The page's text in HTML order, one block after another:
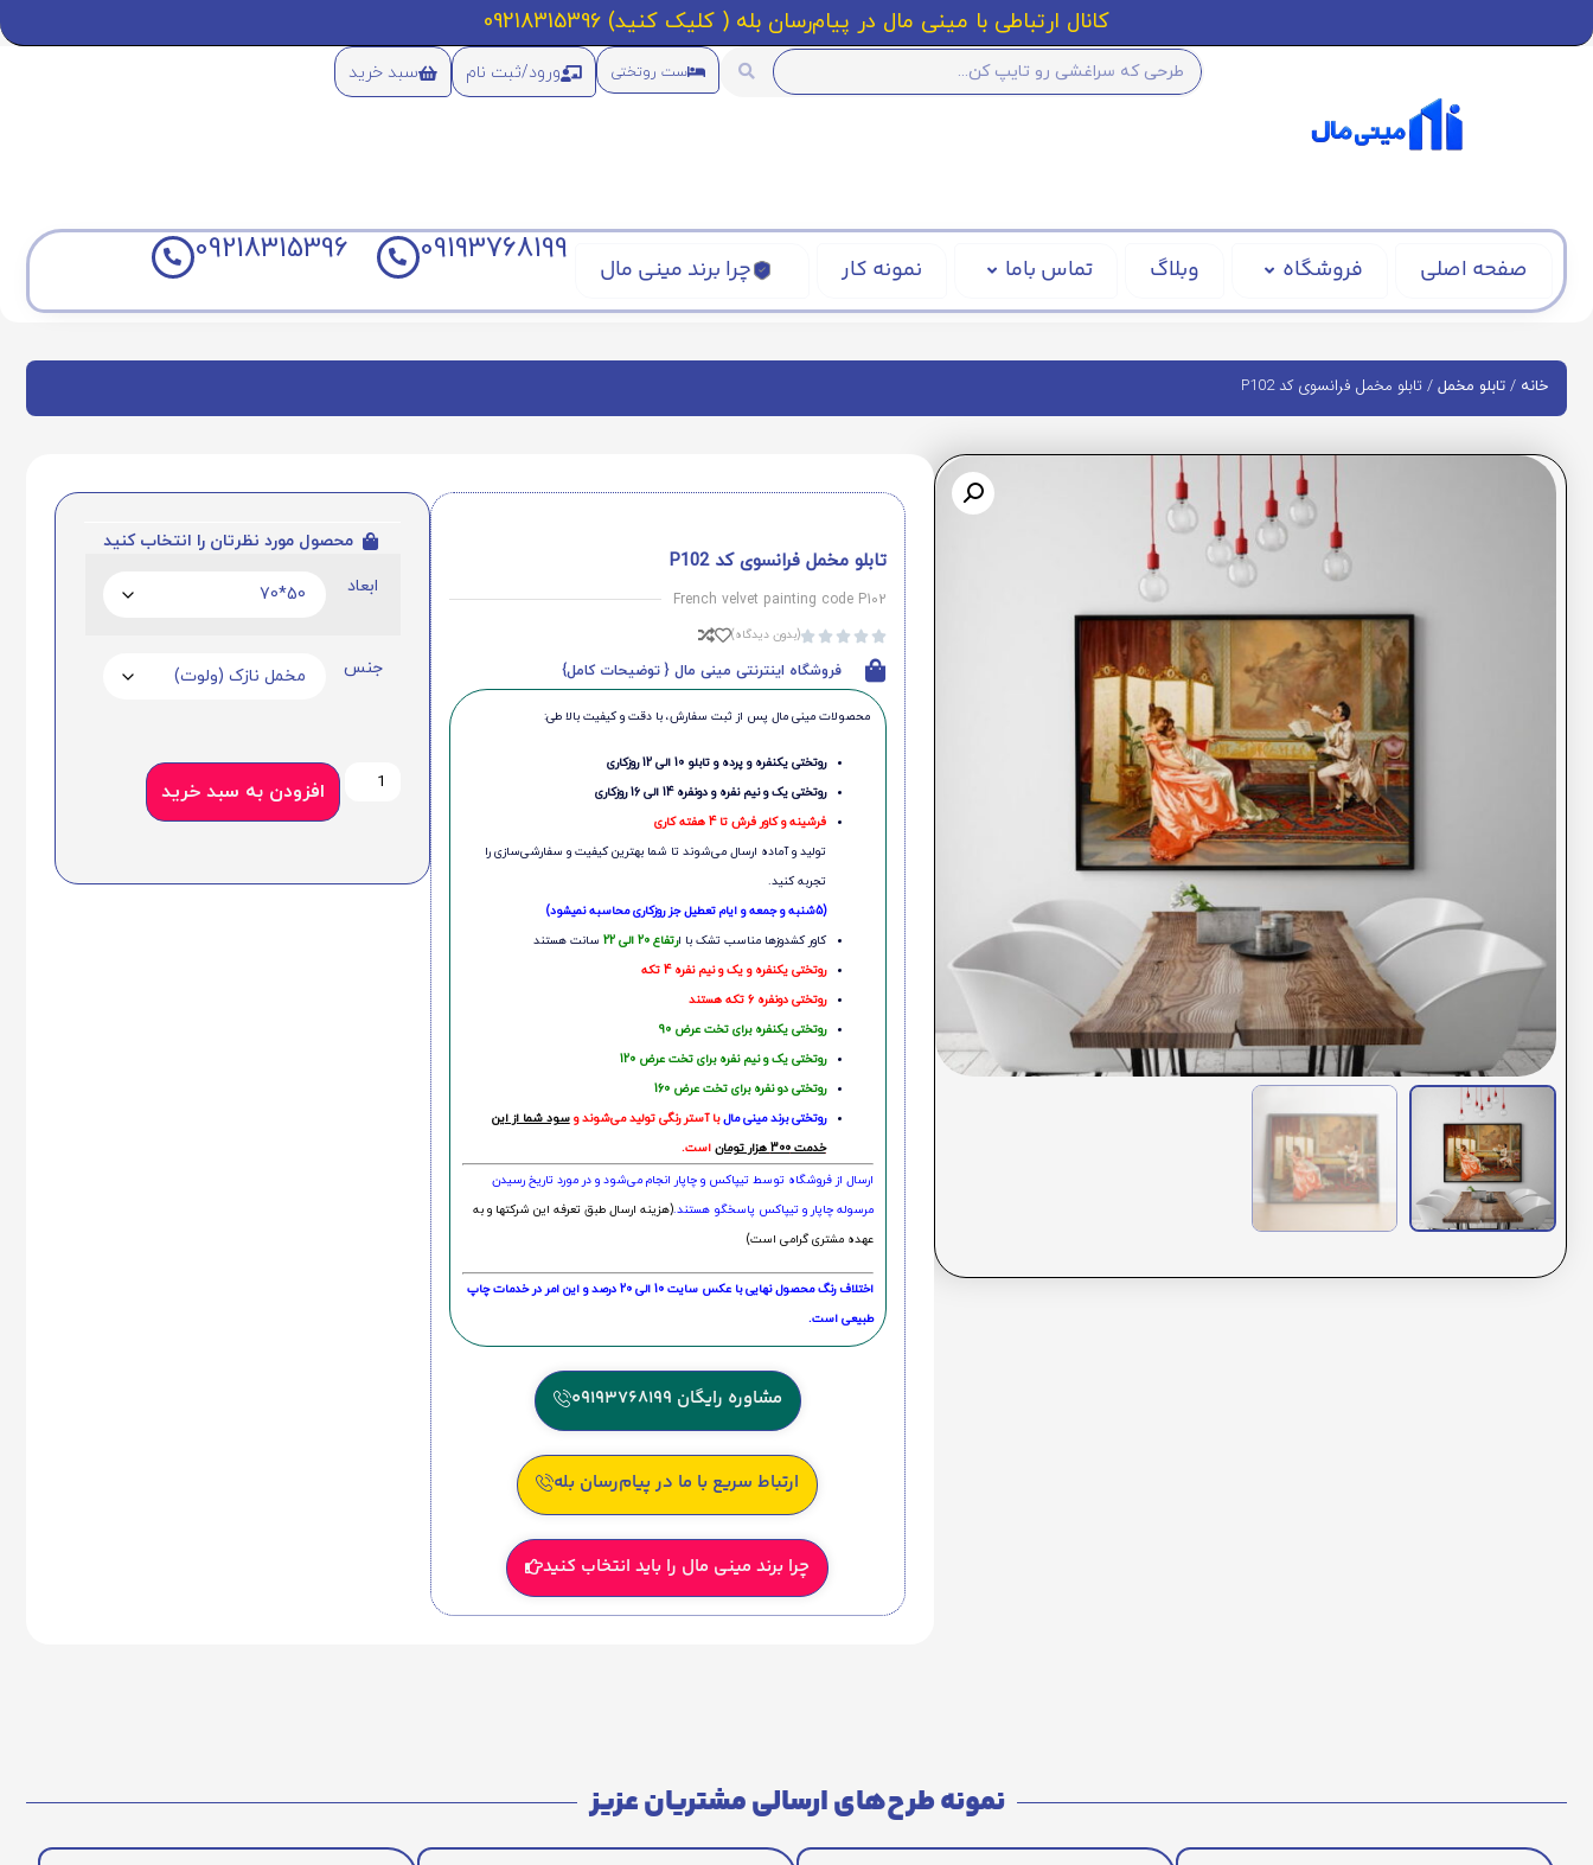
کانال ارتباطی با مینی مال در پیام‌رسان بله ( کلیک کنید) 09218315396
ست روتختی ورود/ثبت نام سبد خرید
صفحه اصلی فروشگاه وبلاگ تماس باما نمونه کار چرا برند مینی مال
09193768199
09218315396
خانه / تابلو مخمل / تابلو مخمل فرانسوی کد P102
تابلو مخمل فرانسوی کد P102
French velvet painting code P102




(بدون دیدگاه)
فروشگاه اینترنتی مینی مال { توضیحات کامل}
محصولات مینی‌ مال پس از ثبت سفارش، با دقت و کیفیت بالا طی:
روتختی یکنفره و پرده و تابلو 10 الی 12 روزکاری
روتختی یک و نیم نفره و دونفره 14 الی 16 روزکاری
فرشینه و کاور فرش تا 4 هفته کاری
تولید و آماده ارسال می‌شوند تا شما بهترین کیفیت و سفارشی‌سازی را
تجربه کنید.
(5شنبه و جمعه و ایام تعطیل جز روزکاری محاسبه نمیشود)
کاور کشدوزها مناسب تشک با ارتفاع 20 الی 22
سانت هستند
روتختی یکنفره و یک و نیم نفره 4 تکه
روتختی دونفره 6 تکه هستند
روتختی یکنفره برای تخت عرض 90
روتختی یک و نیم نفره برای تخت عرض 120
روتختی دو نفره برای تخت عرض 160
روتختی‌ برند مینی مالبا آستر رنگی تولید می‌شوند وسود شما از این
خدمت 300 هزار تومان
است.
ارسال از فروشگاه توسط تیپاکس و چاپار انجام می‌شود و در مورد تاریخ رسیدن
مرسوله چاپار و تیپاکس پاسخگو هستند.(هزینه ارسال طبق تعرفه این شرکتها و به
عهده مشتری گرامی است)
اختلاف رنگ محصول نهایی با عکس سایت 10 الی 20 درصد و این امر در خدمات چاپ
طبیعی است.
مشاوره رایگان 09193768199
ارتباط سریع با ما در پیام‌رسان بله
چرا برند مینی مال را باید انتخاب کنید
محصول مورد نظرتان را انتخاب کنید
ابعاد
جنس
افزودن به سبد خرید
نمونه طرح‌های ارسالی مشتریان عزیز